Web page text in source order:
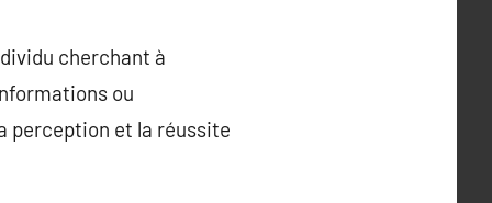
cherchant à
ou
perception et la réussite